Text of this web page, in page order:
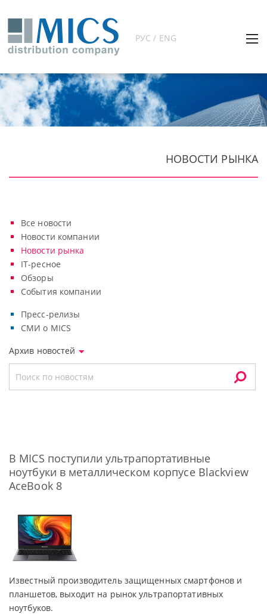
РУС / ENG
НОВОСТИ РЫНКА
Все новости
Новости компании
Новости рынка
IT-ресное
Обзоры
События компании
Пресс-релизы
СМИ о MICS
Архив новостей
В MICS поступили ультрапортативные
ноутбуки в металлическом корпусе Blackview
AceBook 8
Известный производитель защищенных смартфонов и
планшетов, выходит на рынок ультрапортативных
ноутбуков.